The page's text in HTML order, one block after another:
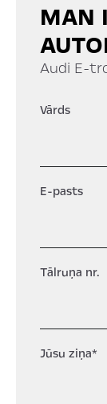
MAN
Audi E-
Vārds
E-pasts
Tālruņa nr.
Jūsu ziņa*